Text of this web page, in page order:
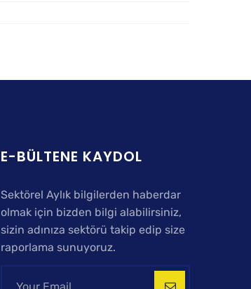
E-BÜLTENE KAYDOL
Sektörel Aylık bilgilerden haberdar
olmak için bizden bilgi alabilirsiniz,
sizin adınıza sektörü takip edip size
raporlama sunuyoruz.